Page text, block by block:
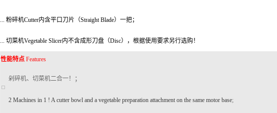
... 粉碎机Cutter内含平口刀片（Straight Blade）一把；
... 切菜机Vegetable Slicer内不含成形刀盘（Disc），根据使用要求另行选购！
性能特点 Features
剁碎机、切菜机二合一！ ；
2 Machines in 1 ! A cutter bowl and a vegetable preparation attachment on the same motor base;